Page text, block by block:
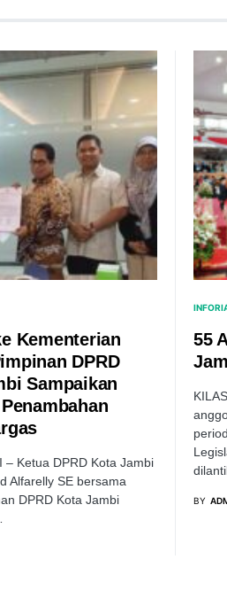
Kementerian
DPRD
Sampaikan
– Ketua DPRD Kota Jambi
Alfarelly SE bersama
DPRD Kota Jambi
55
BY